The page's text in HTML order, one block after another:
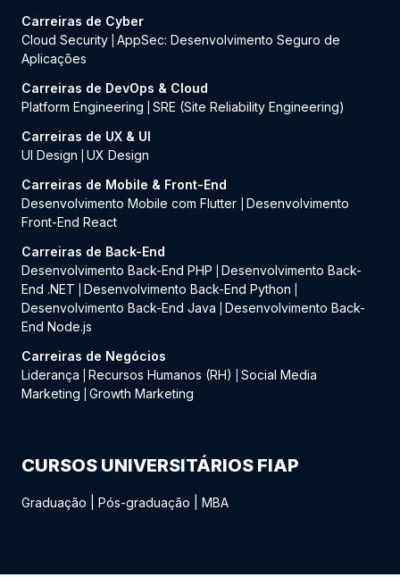
Carreiras de Cyber
Cloud Security AppSec: Desenvolvimento Seguro de
Aplicações
Carreiras de DevOps & Cloud
Platform Engineering
SRE (Site Reliability Engineering)
Carreiras de UX & UI
UI Design
UX Design
Carreiras de Mobile & Front-End
Desenvolvimento Mobile com Flutter
Desenvolvimento
Front-End React
Carreiras de Back-End
Desenvolvimento Back-End PHP
Desenvolvimento Back-
End .NET
Desenvolvimento Back-End Python
Desenvolvimento Back-End Java
Desenvolvimento Back-
End Node.js
Carreiras de Negócios
Liderança
Recursos Humanos (RH)
Social Media
Marketing
Growth Marketing
CURSOS UNIVERSITÁRIOS FIAP
Graduação Pós-graduação MBA